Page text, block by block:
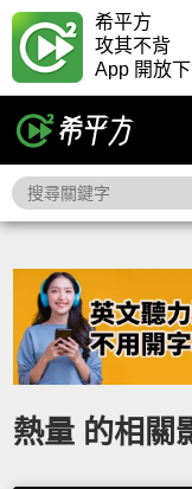
希平方
攻其不背
App 開放
熱量 的相關